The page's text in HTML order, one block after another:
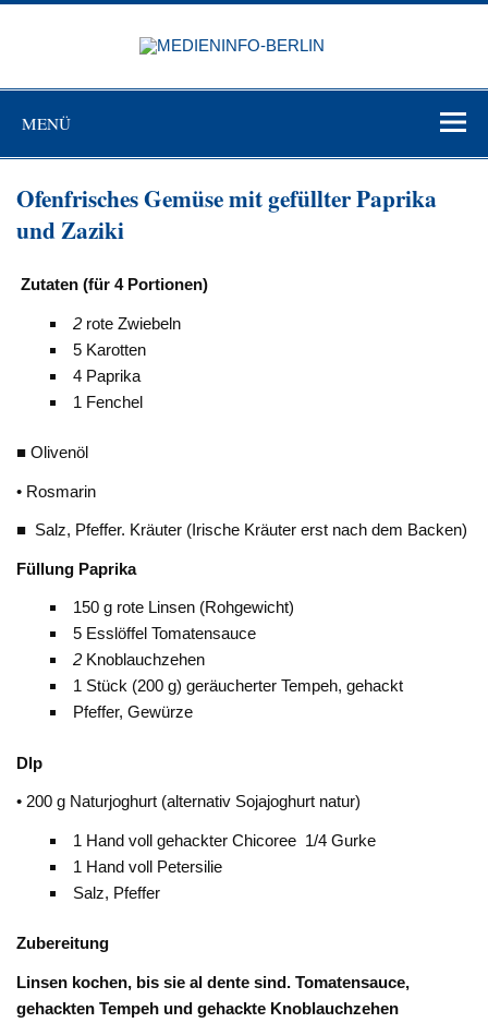
Zum
MENÜ
Ofenfrisches Gemüse mit gefüllter Paprika
und Zaziki
Zutaten (für 4 Portionen)
2 rote Zwiebeln
5 Karotten
4 Paprika
1 Fenchel
■ Olivenöl
• Rosmarin
■ Salz, Pfeffer. Kräuter (Irische Kräuter erst nach dem Backen)
Füllung Paprika
150 g rote Linsen (Rohgewicht)
5 Esslöffel Tomatensauce
2 Knoblauchzehen
1 Stück (200 g) geräucherter Tempeh, gehackt
Pfeffer, Gewürze
Dlp
• 200 g Naturjoghurt (alternativ Sojajoghurt natur)
1 Hand voll gehackter Chicoree 1/4 Gurke
1 Hand voll Petersilie
Salz, Pfeffer
Zubereitung
Linsen kochen, bis sie al dente sind. Tomatensauce,
gehacktenTempeh und gehackte Knoblauchzehen